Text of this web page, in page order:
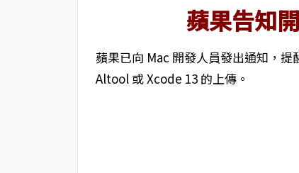
蘋果告知
蘋果已向 Mac 開發人員發出通知，
Altool 或 Xcode 13 的上傳。